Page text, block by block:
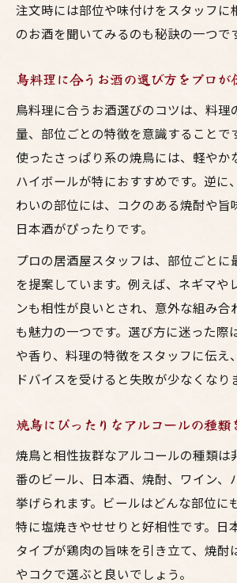
注文時には部位や味付けをスタッフに
のお酒を聞いてみるのも秘訣の一つで
鳥料理に合うお酒の選び方をプロが
鳥料理に合うお酒選びのコツは、料理
量、部位ごとの特徴を意識することで
使ったさっぱり系の焼鳥には、軽やか
ハイボールが特におすすめです。逆に
わいの部位には、コクのある焼酎や旨
日本酒がぴったりです。
プロの居酒屋スタッフは、部位ごとに
を提案しています。例えば、ネギマや
ンも相性が良いとされ、意外な組み合
も魅力の一つです。選び方に迷った際
や香り、料理の特徴をスタッフに伝え
ドバイスを受けると失敗が少なくなり
焼鳥にぴったりなアルコールの種類
焼鳥と相性抜群なアルコールの種類は
番のビール、日本酒、焼酎、ワイン、
挙げられます。ビールはどんな部位に
特に塩焼きやせせりと好相性です。日
タイプが鶏肉の旨味を引き立て、焼酎
やコクで選ぶと良いでしょう。